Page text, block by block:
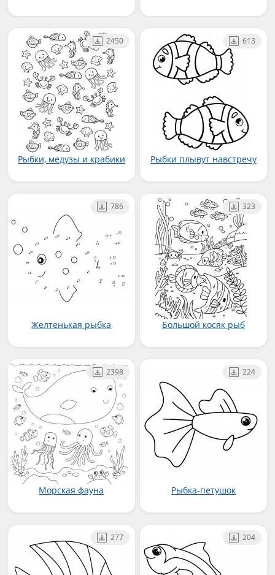
Рыбки, медузы и крабики
2450
Рыбки плывут навстречу
613
Желтенькая рыбка
786
Большой косяк рыб
323
Морская фауна
2398
Рыбка-петушок
224
277 204